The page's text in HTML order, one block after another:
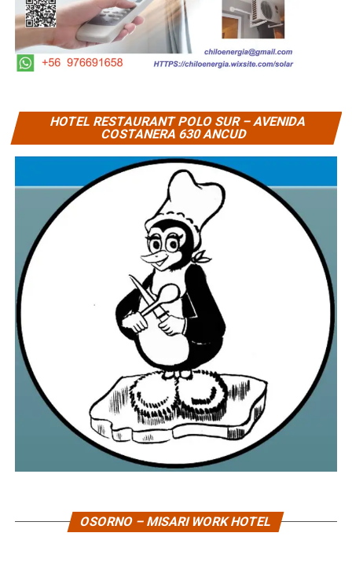
HOTEL RESTAURANT POLO SUR – AVENIDA
COSTANERA 630 ANCUD
OSORNO – MISARI WORK HOTEL